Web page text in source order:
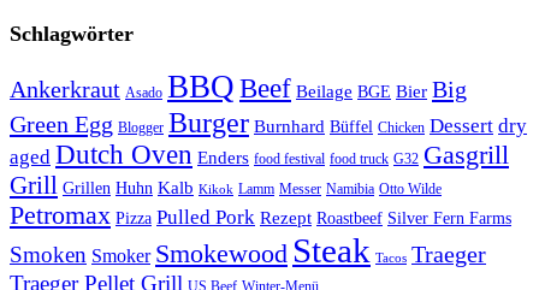
Schlagwörter
Ankerkraut Asado BBQBeef Beilage BGE Bier Big
Green Egg Blogger Burger Burnhard Büffel Chicken Dessert dry
aged Dutch Oven Enders food festival food truck G32 Gasgrill
Grill Grillen Huhn Kalb Kikok Lamm Messer Namibia Otto Wilde
Petromax Pizza Pulled Pork Rezept Roastbeef Silver Fern Farms
Smoken Smoker Smokewood Steak Tacos Traeger
Traeger Pellet Grill US Beef Winter-Menü